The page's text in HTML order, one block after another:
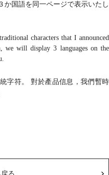
か国語を同一ページで表示いたし
characters that I announced
we will display 3 languages on the
字符。 對於產品信息，我們暫時